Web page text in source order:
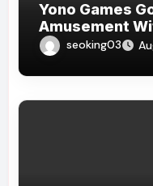
Yono Games
Amusement
Simplicity
seoking03